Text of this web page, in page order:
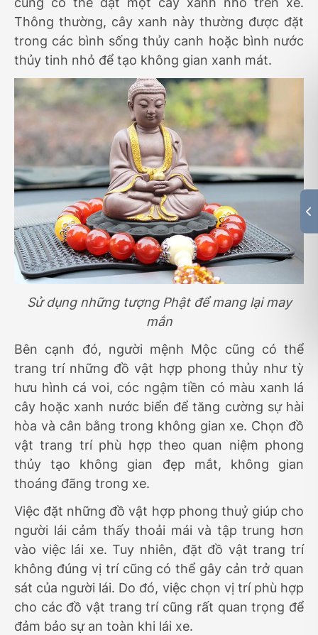
Thông thường, cây xanh này thường được đặt
trong các bình sống thủy canh hoặc bình nước
thủy tinh nhỏ để tạo không gian xanh mát.
Sử dụng những tượng Phật để mang lại may
mắn
Bên cạnh đó, người mệnh Mộc cũng có thể
trang trí những đồ vật hợp phong thủy như tỳ
hưu hình cá voi, cóc ngậm tiền có màu xanh lá
cây hoặc xanh nước biển để tăng cường sự hài
hòa và cân bằng trong không gian xe. Chọn đồ
vật trang trí phù hợp theo quan niệm phong
thủy tạo không gian đẹp mắt, không gian
thoáng đãng trong xe.
Việc đặt những đồ vật hợp phong thuỷ giúp cho
người lái cảm thấy thoải mái và tập trung hơn
vào việc lái xe. Tuy nhiên, đặt đồ vật trang trí
không đúng vị trí cũng có thể gây cản trở quan
sát của người lái. Do đó, việc chọn vị trí phù hợp
cho các đồ vật trang trí cũng rất quan trọng để
đảm bảo sự an toàn khi lái xe.